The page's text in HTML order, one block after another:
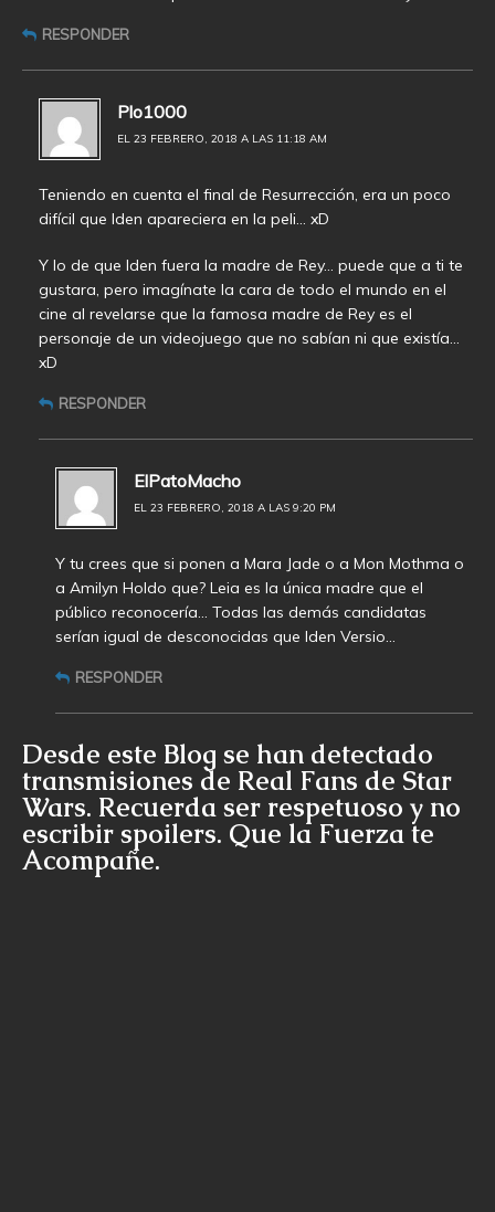
RESPONDER
Plo1000
EL 23 FEBRERO, 2018 A LAS 11:18 AM
Teniendo en cuenta el final de Resurrección, era un poco
difícil que Iden apareciera en la peli… xD
Y lo de que Iden fuera la madre de Rey… puede que a ti te
gustara, pero imagínate la cara de todo el mundo en el
cine al revelarse que la famosa madre de Rey es el
personaje de un videojuego que no sabían ni que existía…
xD
RESPONDER
ElPatoMacho
EL 23 FEBRERO, 2018 A LAS 9:20 PM
Y tu crees que si ponen a Mara Jade o a Mon Mothma o
a Amilyn Holdo que? Leia es la única madre que el
público reconocería… Todas las demás candidatas
serían igual de desconocidas que Iden Versio…
RESPONDER
Desde este Blog se han detectado
transmisiones de Real Fans de Star
Wars. Recuerda ser respetuoso y no
escribir spoilers. Que la Fuerza te
Acompañe.